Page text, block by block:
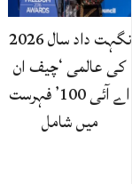
نگہت داد سال 2026
کی عالمی ‘چیف ان
اے آئی 100’ فہرست
میں شامل